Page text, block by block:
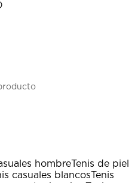
hombreTenis de piel
casuales blancosTenis